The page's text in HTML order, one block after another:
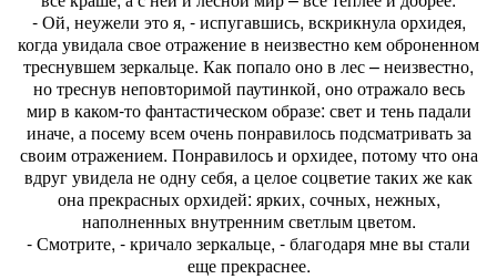
- Ой, неужели это я, - испугавшись, вскрикнула орхидея,
когда увидала свое отражение в неизвестно кем оброненном
треснувшем зеркальце. Как попало оно в лес – неизвестно,
но треснув неповторимой паутинкой, оно отражало весь
мир в каком-то фантастическом образе: свет и тень падали
иначе, а посему всем очень понравилось подсматривать за
своим отражением. Понравилось и орхидее, потому что она
вдруг увидела не одну себя, а целое соцветие таких же как
она прекрасных орхидей: ярких, сочных, нежных,
наполненных внутренним светлым цветом.
- Смотрите, - кричало зеркальце, - благодаря мне вы стали
еще прекраснее.